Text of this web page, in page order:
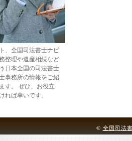
、全国司法書士ナビ
整理や遺産相続など
日本全国の司法書士
事務所の情報をご紹
す。 ぜひ、お役立
れば幸いです。
© 全国司法